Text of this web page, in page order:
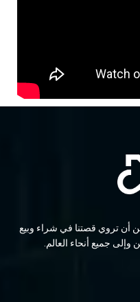
يمكن أن تروي قصتنا في شراء وبيع
جميع أنحاء العالم.